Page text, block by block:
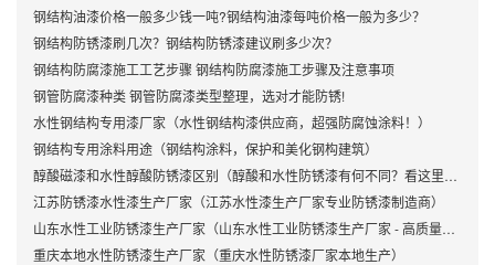
钢结构油漆价格一般多少钱一吨?钢结构油漆每吨价格一般为多少？
钢结构防锈漆刷几次？钢结构防锈漆建议刷多少次？
钢结构防腐漆施工工艺步骤 钢结构防腐漆施工步骤及注意事项
钢管防腐漆种类 钢管防腐漆类型整理，选对才能防锈!
水性钢结构专用漆厂家（水性钢结构漆供应商，超强防腐蚀涂料！）
钢结构专用涂料用途（钢结构涂料，保护和美化钢构建筑）
醇酸磁漆和水性醇酸防锈漆区别（醇酸和水性防锈漆有何不同？看这里！）
江苏防锈漆水性漆生产厂家（江苏水性漆生产厂家专业防锈漆制造商）
山东水性工业防锈漆生产厂家（山东水性工业防锈漆生产厂家 - 高质量防锈漆供应商）
重庆本地水性防锈漆生产厂家（重庆水性防锈漆厂家本地生产）